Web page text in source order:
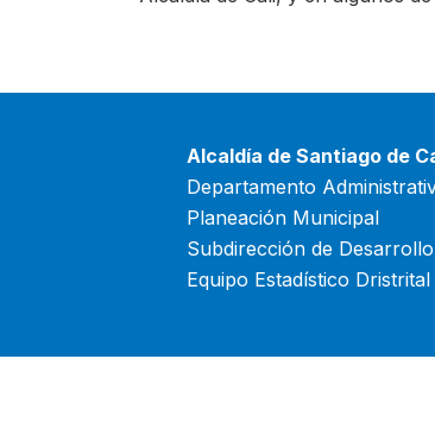
Alcaldía de Santiago de
Departamento
Planeación Municipal
Subdirección de
Equipo Estadístico Dristrital